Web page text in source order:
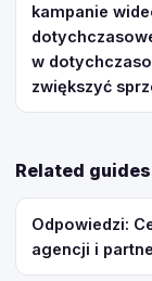
kampanie
w
zwiększyć
Related guides
Odpowiedzi:
agencji i